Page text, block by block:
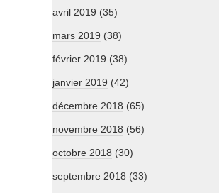
avril 2019 (35)
mars 2019 (38)
février 2019 (38)
janvier 2019 (42)
décembre 2018 (65)
novembre 2018 (56)
octobre 2018 (30)
septembre 2018 (33)